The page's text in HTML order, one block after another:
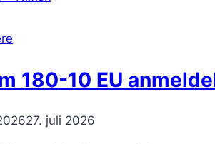
180-10 EU
27. juli 2026